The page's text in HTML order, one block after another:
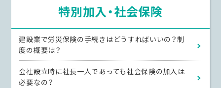
特別加入・社会保険
建設業で労災保険の手続きはどうすればいいの？制
度の概要は？
会社設立時に社長一人であっても社会保険の加入は
必要なの？